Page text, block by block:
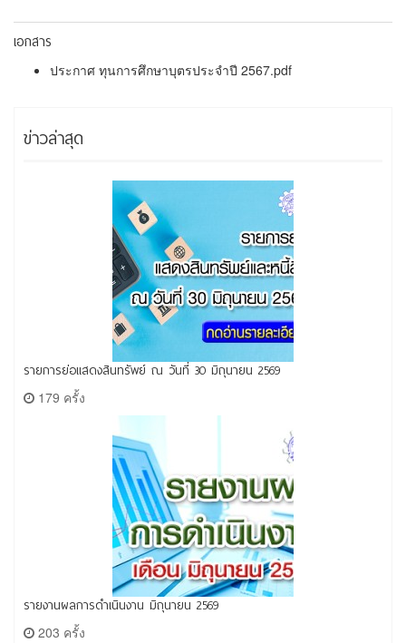
เอกสาร
ประกาศ ทุนการศึกษาบุตรประจำปี 2567.pdf
ข่าวล่าสุด
รายการย่อแสดงสินทรัพย์ ณ วันที่ 30 มิถุนายน 2569
179 ครั้ง
รายงานผลการดำเนินงาน มิถุนายน 2569
203 ครั้ง